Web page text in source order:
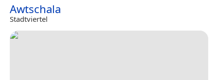
Awtschala
Stadtviertel